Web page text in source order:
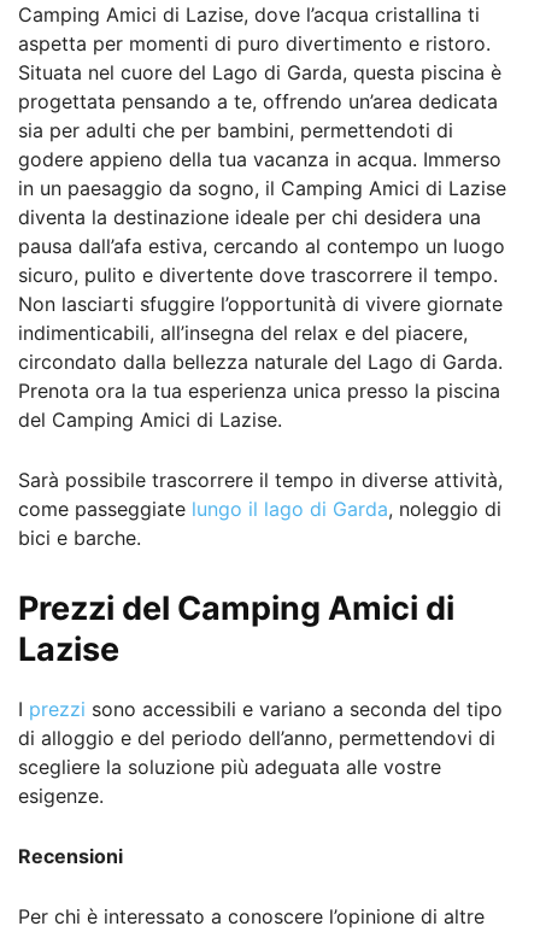
Camping Amici di Lazise, dove l’acqua cristallina ti
aspetta per momenti di puro divertimento e ristoro.
Situata nel cuore del Lago di Garda, questa piscina è
progettata pensando a te, offrendo un’area dedicata
sia per adulti che per bambini, permettendoti di
godere appieno della tua vacanza in acqua. Immerso
in un paesaggio da sogno, il Camping Amici di Lazise
diventa la destinazione ideale per chi desidera una
pausa dall’afa estiva, cercando al contempo un luogo
sicuro, pulito e divertente dove trascorrere il tempo.
Non lasciarti sfuggire l’opportunità di vivere giornate
indimenticabili, all’insegna del relax e del piacere,
circondato dalla bellezza naturale del Lago di Garda.
Prenota ora la tua esperienza unica presso la piscina
del Camping Amici di Lazise.
Sarà possibile trascorrere il tempo in diverse attività,
come passeggiate lungo il lago di Garda, noleggio di
bici e barche.
Prezzi del Camping Amici di
Lazise
I prezzi sono accessibili e variano a seconda del tipo
di alloggio e del periodo dell’anno, permettendovi di
scegliere la soluzione più adeguata alle vostre
esigenze.
Recensioni
Per chi è interessato a conoscere l’opinione di altre